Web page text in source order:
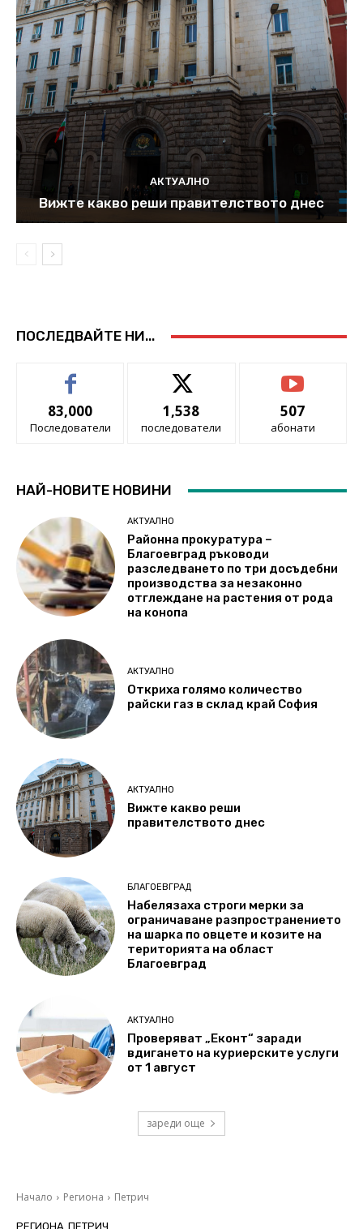
АКТУАЛНО
Вижте какво реши правителството днес
ПОСЛЕДВАЙТЕ НИ...
83,000
Последователи
1,538
последователи
507
абонати
НАЙ-НОВИТЕ НОВИНИ
АКТУАЛНО
Районна прокуратура –
Благоевград ръководи
разследването по три досъдебни
производства за незаконно
отглеждане на растения от рода
на конопа
АКТУАЛНО
Откриха голямо количество
райски газ в склад край София
АКТУАЛНО
Вижте какво реши
правителството днес
БЛАГОЕВГРАД
Набелязаха строги мерки за
ограничаване разпространението
на шарка по овцете и козите на
територията на област
Благоевград
АКТУАЛНО
Проверяват „Еконт“ заради
вдигането на куриерските услуги
от 1 август
зареди още